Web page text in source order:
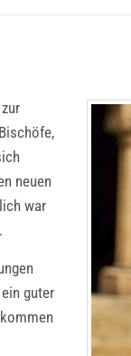
neuen
war
guter